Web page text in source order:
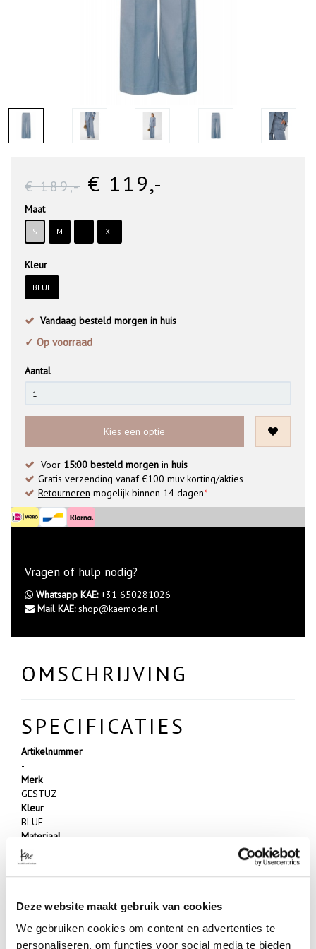
Deze website maakt gebruik van cookies
We gebruiken cookies om content en advertenties te
personaliseren, om functies voor social media te bieden
OMSCHRIJVING
SPECIFICATIES
Artikelnummer
-
Merk
GESTUZ
Kleur
BLUE
Materiaal
3% ELASTANE 65% POLYESTER 32% VISCOSE
- Klanten beoordelen Kae met een 5/5
€ 189,- € 119,-
Maat
S M L XL
Kleur
BLUE
Vandaag besteld morgen in huis
✓ Op voorraad
Aantal
Kies een optie
Voor 15:00 besteld morgen in huis
Gratis verzending vanaf €100 muv korting/akties
Retourneren mogelijk binnen 14 dagen*
Vragen of hulp nodig?
Whatsapp KAE:+31 650281026
Mail KAE:shop@kaemode.nl
LEUK MET: